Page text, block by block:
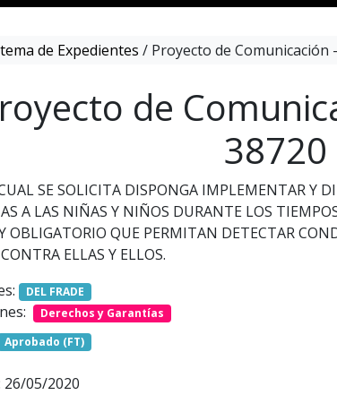
de Expedientes / Proyecto de Comunicación
de
38720
SE SOLICITA DISPONGA IMPLEMENTAR Y
A LAS NIÑAS Y NIÑOS DURANTE LOS
OBLIGATORIO QUE PERMITAN DETECTAR
ELLAS Y ELLOS.
DEL FRADE
Derechos y Garantías
Aprobado (FT)
05/2020